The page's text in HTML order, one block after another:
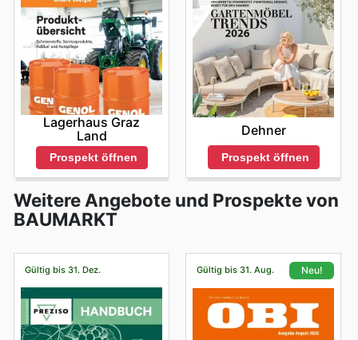
Lagerhaus Graz
Land
Prospekt öffnen
Dehner
Prospekt öffnen
Weitere Angebote und Prospekte von
BAUMARKT
Gültig bis 31. Dez. Gültig bis 31. Aug. Neu!